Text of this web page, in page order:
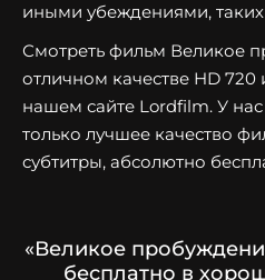
иными убеждениями,
Смотреть фильм Великое
отличном качестве HD 720
нашем сайте Lordfilm. У
только лучшее качество
субтитры, абсолютно
«Великое
бесплатно в